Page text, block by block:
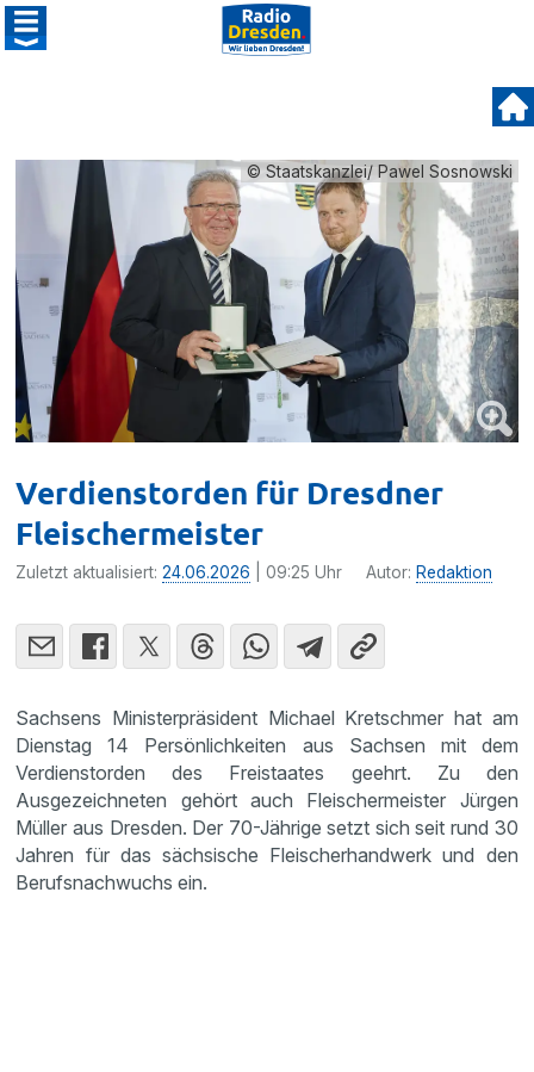
© Staatskanzlei/ Pawel Sosnowski
Verdienstorden für Dresdner
Fleischermeister
Zuletzt aktualisiert:24.06.2026 | 09:25 Uhr Autor: Redaktion
Sachsens Ministerpräsident Michael Kretschmer hat am
Dienstag 14 Persönlichkeiten aus Sachsen mit dem
Verdienstorden des Freistaates geehrt. Zu den
Ausgezeichneten gehört auch Fleischermeister Jürgen
Müller aus Dresden. Der 70-Jährige setzt sich seit rund 30
Jahren für das sächsische Fleischerhandwerk und den
Berufsnachwuchs ein.